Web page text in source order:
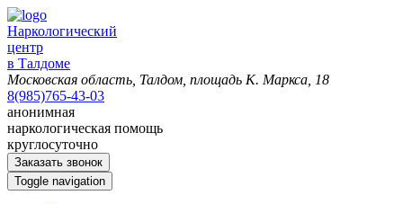
Наркологический
центр
в Талдоме
Московская область, Талдом, площадь К. Маркса, 18
8(985)765-43-03
анонимная
наркологическая помощь
круглосуточно
Заказать звонок
Toggle navigation